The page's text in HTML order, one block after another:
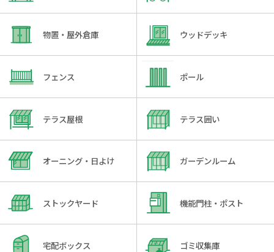
物置・屋外倉庫 ウッドデッキ
フェンス ポール
テラス屋根 テラス囲い
オーニング・日よけ ガーデンルーム
ストックヤード 機能門柱・ポスト
宅配ボックス ゴミ収集庫